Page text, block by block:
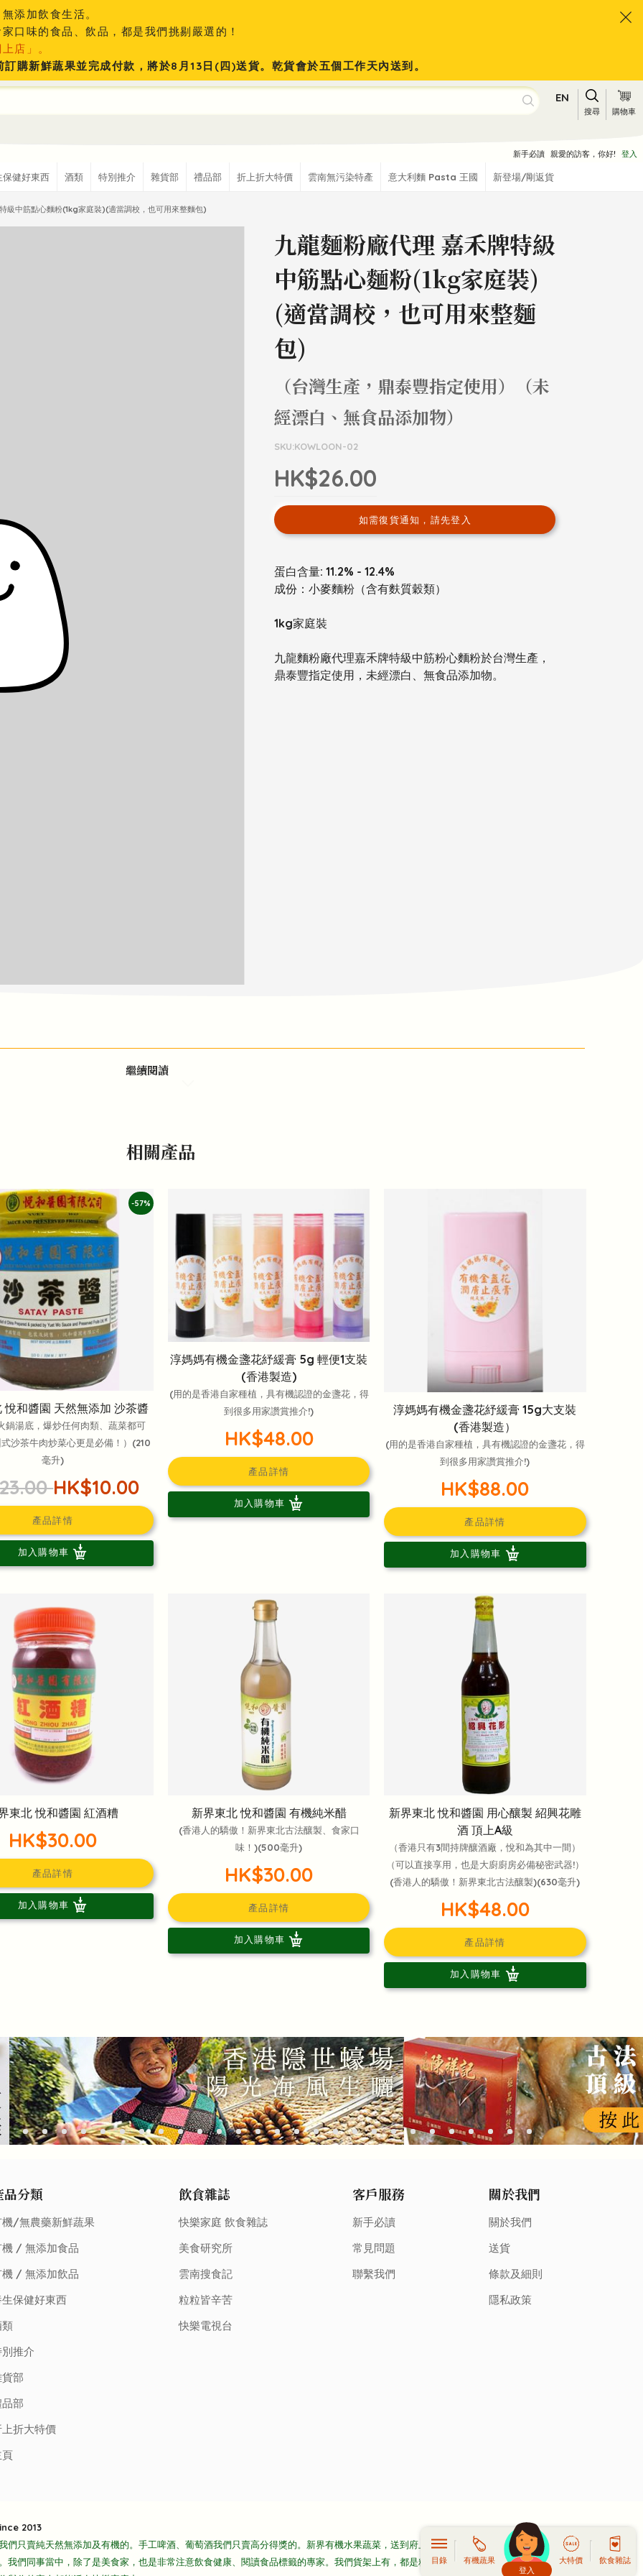
添加飲食生活。
口味的食品、飲品，都是我們挑剔嚴選的！
店」。
購新鮮蔬果並完成付款，將於8月13日(四)送貨。乾貨會於五個工作天內送到。
EN
搜尋 購物車
新手必讀 親愛的訪客，你好! 登入
保健好東西 酒類 特別推介 雜貨部 禮品部 折上折大特價 雲南無污染特產 意大利麵 Pasta 王國 新登場/剛返貨
級中筋點心麵粉(1kg家庭裝)(適當調校，也可用來整麵包)
九龍麵粉廠代理 嘉禾牌特級
中筋點心麵粉(1kg家庭裝)
(適當調校，也可用來整麵
包)
（台灣生產，鼎泰豐指定使用）（未
經漂白、無食品添加物）
SKU:KOWLOON-02
HK$26.00
如需復貨通知，請先登入
蛋白含量: 11.2% - 12.4%
成份：小麥麵粉（含有麩質穀類）
1kg家庭裝
九龍麵粉廠代理嘉禾牌特級中筋粉心麵粉於台灣生產，
鼎泰豐指定使用，未經漂白、無食品添加物。
繼續閱讀
相關產品
-57%
悅和醬園 天然無添加 沙茶醬
鍋湯底，爆炒任何肉類、蔬菜都可
沙茶牛肉炒菜心更是必備！）(210
毫升)
HK$10.00
產品詳情
加入購物車
淳媽媽有機金盞花紓緩膏 5g 輕便1支裝
(香港製造)
(用的是香港自家種植，具有機認證的金盞花，得
到很多用家讚賞推介!)
HK$48.00
產品詳情
加入購物車
淳媽媽有機金盞花紓緩膏 15g大支裝
(香港製造）
(用的是香港自家種植，具有機認證的金盞花，得
到很多用家讚賞推介!)
HK$88.00
產品詳情
加入購物車
東北 悅和醬園 紅酒糟
HK$30.00
產品詳情
加入購物車
新界東北 悅和醬園 有機純米醋
(香港人的驕傲！新界東北古法釀製、食家口
味！)(500毫升)
HK$30.00
產品詳情
加入購物車
新界東北 悅和醬園 用心釀製 紹興花雕
酒 頂上A級
（香港只有3間持牌釀酒廠，悅和為其中一間）
（可以直接享用，也是大廚廚房必備秘密武器!）
(香港人的驕傲！新界東北古法釀製)(630毫升)
HK$48.00
產品詳情
加入購物車
品分類
/無農藥新鮮蔬果
/ 無添加食品
/ 無添加飲品
保健好東西
推介
部
部
折大特價
飲食雜誌
快樂家庭 飲食雜誌
美食研究所
雲南搜食記
粒粒皆辛苦
快樂電視台
客戶服務
新手必讀
常見問題
聯繫我們
關於我們
關於我們
送貨
條款及細則
隱私政策
2013
只賣純天然無添加及有機的。手工啤酒、葡萄酒我們只賣高分得獎的。新界有機水果蔬菜，送到府上或工作地點。全部都是坊間少有的。
們同事當中，除了是美食家，也是非常注意飲食健康、閱讀食品標籤的專家。我們貨架上有，都是精挑細選，好味的與健康的。我們會嚴
目錄
有機蔬果
登入
頭像生成器: 快樂家庭網上店
大特價 飲食雜誌